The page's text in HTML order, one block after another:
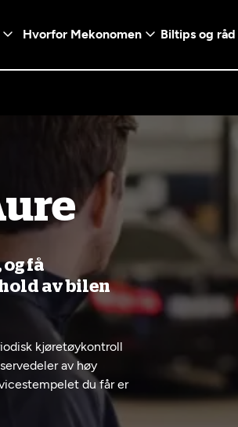
Diagnose/Feilsøking
Hvorfor Mekonomen Biltips og råd
på
Telefonnummer
få
av bilen
kjøretøykontroll
av høy
du får er